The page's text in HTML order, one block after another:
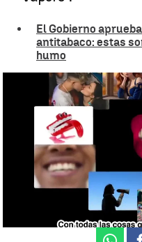
El Gobierno
antitabaco: estas
humo
La
Sonsoles
Publicado: 11 de